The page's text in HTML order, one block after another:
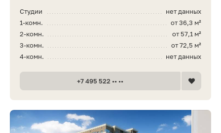
нет данных
Студии
от 36,3 м²
1-комн.
от 57,1 м²
2-комн.
от 72,5 м²
3-комн.
нет данных
4-комн.
+7 495 522 •• ••